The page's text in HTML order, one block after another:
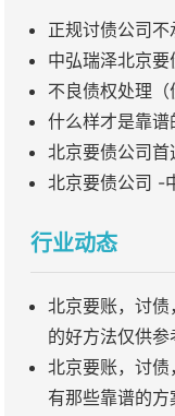
正规讨债公司
中弘瑞泽北京
不良债权处理（
什么样才是靠谱
北京要债公司首
北京要债公司 -
行业动态
北京要账，讨债
的好方法仅供参
北京要账，讨
有那些靠谱的方